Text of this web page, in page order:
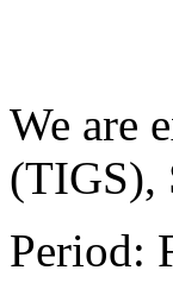
We are
(TIGS),
Period: